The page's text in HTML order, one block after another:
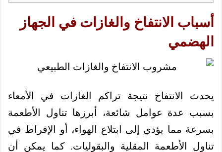
أسباب الانتفاخ والغازات في الجهاز
الهضمي
يحدث الانتفاخ نتيجة تراكم الغازات في الأمعاء
بسبب عدة عوامل شائعة، أبرزها تناول الأطعمة
بسرعة مما يؤدي إلى ابتلاع الهواء، أو الإفراط في
تناول الأطعمة المقلية والبقوليات. كما يمكن أن